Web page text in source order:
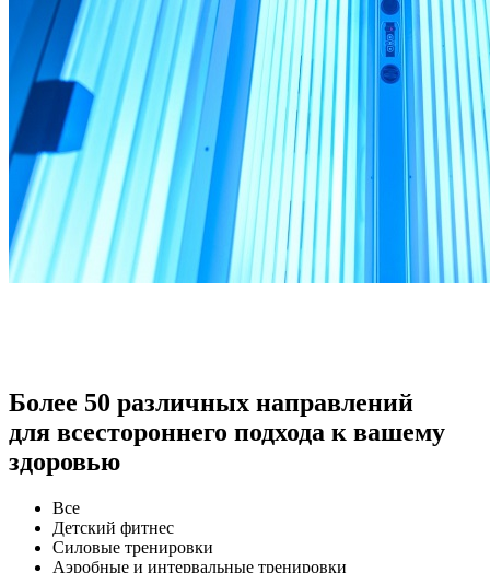
Более 50 различных направлений
для всестороннего подхода к вашему
здоровью
Все
Детский фитнес
Силовые тренировки
Аэробные и интервальные тренировки